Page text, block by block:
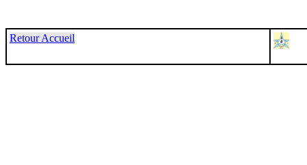
Retour Accueil